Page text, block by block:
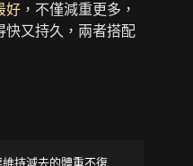
好 ，不僅減重更多，
快又持久，兩者搭配
持減去的體重不復